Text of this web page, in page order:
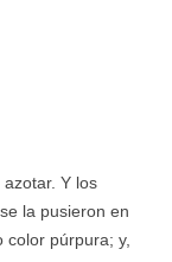
Y los
la pusieron en
púrpura; y,